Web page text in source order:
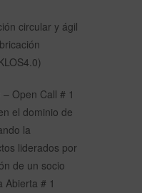
circular y ágil
Open Call # 1
el dominio de
la
liderados por
de un socio
Abierta # 1